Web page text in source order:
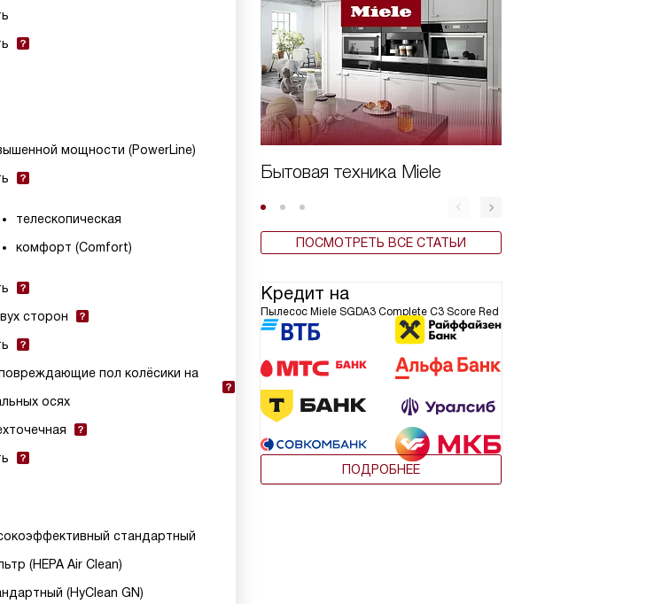
Бытовая техника Miele
ПОСМОТРЕТЬ ВСЕ СТАТЬИ
Кредит на
Пылесос Miele SGDA3 Complete C3 Score Red
ПОДРОБНЕЕ
мощности (PowerLine)
телескопическая
комфорт (Comfort)
сторон
пол колёсики на
осях
стандартный
(HEPA Air Clean)
(HyClean GN)